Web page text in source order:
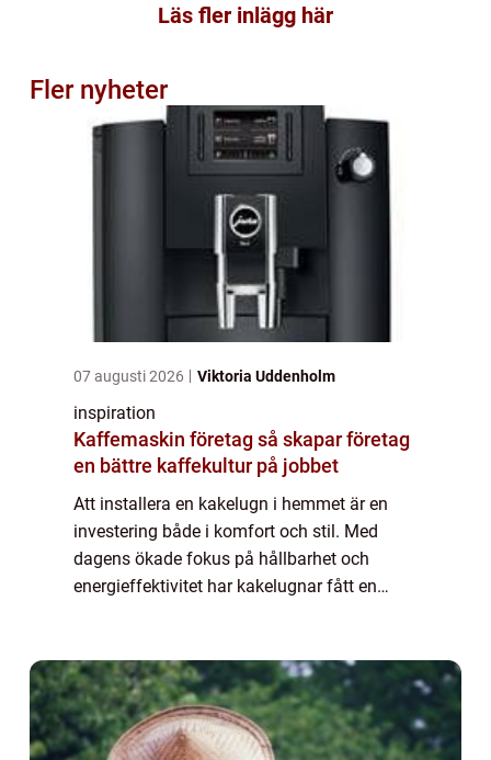
Läs fler inlägg här
Fler nyheter
07 augusti 2026 Viktoria Uddenholm
inspiration
Kaffemaskin företag så skapar företag
en bättre kaffekultur på jobbet
Att installera en kakelugn i hemmet är en
investering både i komfort och stil. Med
dagens ökade fokus på hållbarhet och
energieffektivitet har kakelugnar fått en